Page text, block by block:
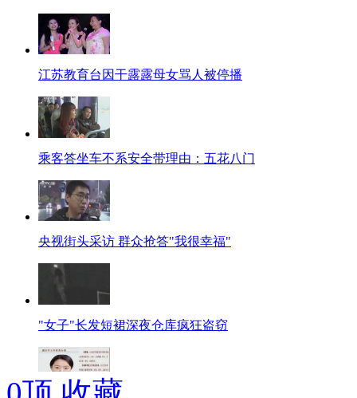
江苏教育台因干露露母女骂人被停播
乘客答坐车不系安全带理由：五花八门
央视街头采访 群众抢答"我很幸福"
"女子"长发短裙深夜仓库疯狂盗窃